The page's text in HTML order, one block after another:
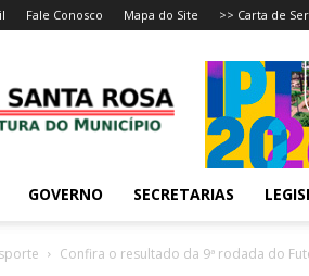
Fale Conosco Mapa do Site >> Carta de
GOVERNO SECRETARIAS
Confira o resultado da 9ª rodada do